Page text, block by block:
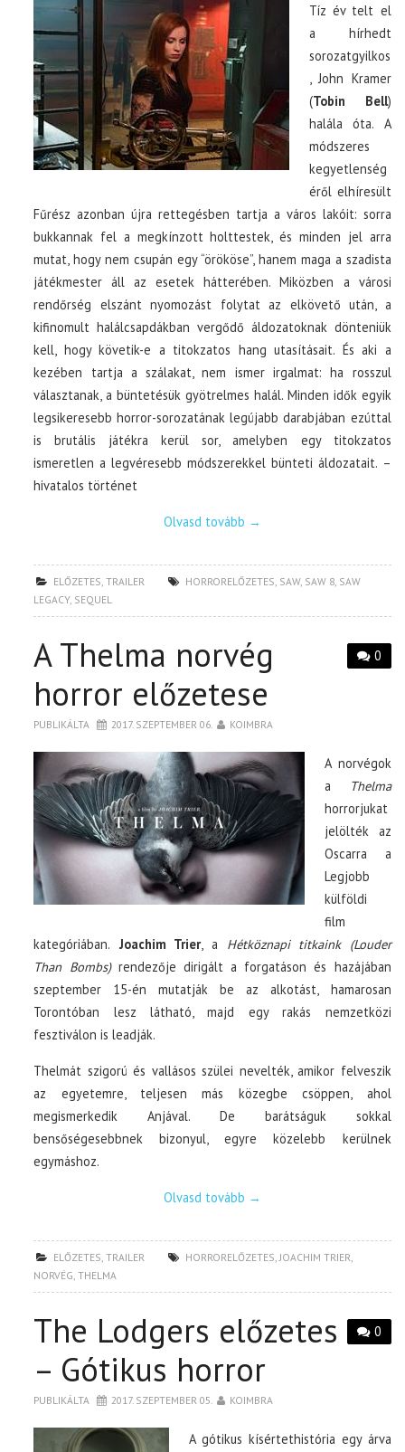
Tíz év telt el
a hírhedt
sorozatgyilkos
, John Kramer
(Tobin Bell)
halála óta. A
módszeres
kegyetlenség
éről elhíresült
Fűrész azonban újra rettegésben tartja a város lakóit: sorra
bukkannak fel a megkínzott holttestek, és minden jel arra
mutat, hogy nem csupán egy “örököse”, hanem maga a szadista
játékmester áll az esetek hátterében. Miközben a városi
rendőrség elszánt nyomozást folytat az elkövető után, a
kifinomult halálcsapdákban vergődő áldozatoknak dönteniük
kell, hogy követik-e a titokzatos hang utasításait. És aki a
kezében tartja a szálakat, nem ismer irgalmat: ha rosszul
választanak, a büntetésük gyötrelmes halál. Minden idők egyik
legsikeresebb horror-sorozatának legújabb darabjában ezúttal
is brutális játékra kerül sor, amelyben egy titokzatos
ismeretlen a legvéresebb módszerekkel bünteti áldozatait. –
hivatalos történet
Olvasd tovább →
ELŐZETES,TRAILER HORRORELŐZETES, SAW, SAW 8, SAW
LEGACY, SEQUEL
0
A Thelma norvég
horror előzetese
PUBLIKÁLTA 2017. SZEPTEMBER 06. KOIMBRA
A norvégok
a
Thelma
horrorjukat
jelölték az
Oscarra a
Legjobb
külföldi
film
kategóriában. Joachim Trier, a Hétköznapi titkaink (Louder
Than Bombs)rendezője dirigált a forgatáson és hazájában
szeptember 15-én mutatják be az alkotást, hamarosan
Torontóban lesz látható, majd egy rakás nemzetközi
fesztiválon is leadják.
Thelmát szigorú és vallásos szülei nevelték, amikor felveszik
az egyetemre, teljesen más közegbe csöppen, ahol
megismerkedik Anjával. De barátságuk sokkal
bensőségesebbnek bizonyul, egyre közelebb kerülnek
egymáshoz.
Olvasd tovább →
ELŐZETES,TRAILER HORRORELŐZETES,JOACHIM TRIER,
NORVÉG,THELMA
0
The Lodgers előzetes
– Gótikus horror
PUBLIKÁLTA 2017. SZEPTEMBER 05. KOIMBRA
A gótikus kísértethistória egy árva